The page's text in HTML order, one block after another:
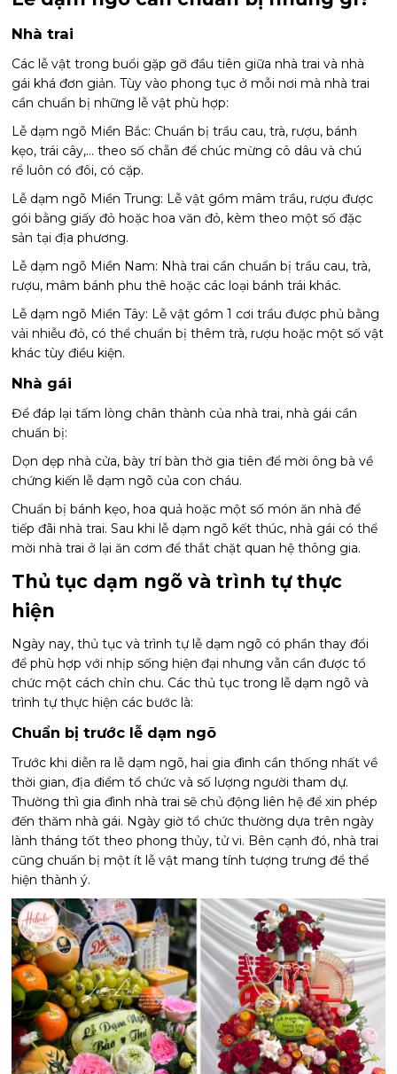
Nhà trai
Các lễ vật trong buổi gặp gỡ đầu tiên giữa nhà trai và nhà
gái khá đơn giản. Tùy vào phong tục ở mỗi nơi mà nhà trai
cần chuẩn bị những lễ vật phù hợp:
Lễ dạm ngõ Miền Bắc: Chuẩn bị trầu cau, trà, rượu, bánh
kẹo, trái cây,… theo số chẵn để chúc mừng cô dâu và chú
rể luôn có đôi, có cặp.
Lễ dạm ngõ Miền Trung: Lễ vật gồm mâm trầu, rượu được
gói bằng giấy đỏ hoặc hoa văn đỏ, kèm theo một số đặc
sản tại địa phương.
Lễ dạm ngõ Miền Nam: Nhà trai cần chuẩn bị trầu cau, trà,
rượu, mâm bánh phu thê hoặc các loại bánh trái khác.
Lễ dạm ngõ Miền Tây: Lễ vật gồm 1 cơi trầu được phủ bằng
vải nhiễu đỏ, có thể chuẩn bị thêm trà, rượu hoặc một số vật
khác tùy điều kiện.
Nhà gái
Để đáp lại tấm lòng chân thành của nhà trai, nhà gái cần
chuẩn bị:
Dọn dẹp nhà cửa, bày trí bàn thờ gia tiên để mời ông bà về
chứng kiến lễ dạm ngõ của con cháu.
Chuẩn bị bánh kẹo, hoa quả hoặc một số món ăn nhà để
tiếp đãi nhà trai. Sau khi lễ dạm ngõ kết thúc, nhà gái có thể
mời nhà trai ở lại ăn cơm để thắt chặt quan hệ thông gia.
Thủ tục dạm ngõ và trình tự thực
hiện
Ngày nay, thủ tục và trình tự lễ dạm ngõ có phần thay đổi
để phù hợp với nhịp sống hiện đại nhưng vẫn cần được tổ
chức một cách chỉn chu. Các thủ tục trong lễ dạm ngõ và
trình tự thực hiện các bước là:
Chuẩn bị trước lễ dạm ngõ
Trước khi diễn ra lễ dạm ngõ, hai gia đình cần thống nhất về
thời gian, địa điểm tổ chức và số lượng người tham dự.
Thường thì gia đình nhà trai sẽ chủ động liên hệ để xin phép
đến thăm nhà gái. Ngày giờ tổ chức thường dựa trên ngày
lành tháng tốt theo phong thủy, tử vi. Bên cạnh đó, nhà trai
cũng chuẩn bị một ít lễ vật mang tính tượng trưng để thể
hiện thành ý.